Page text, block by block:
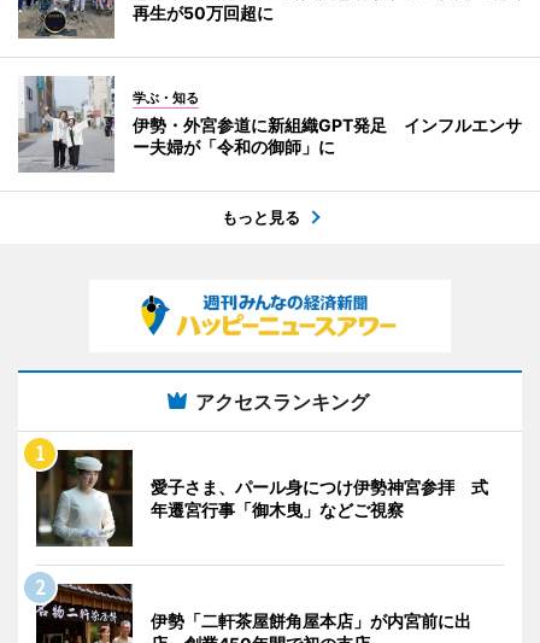
再生が50万回超に
学ぶ・知る
伊勢・外宮参道に新組織GPT発足 インフルエンサ
ー夫婦が「令和の御師」に
もっと見る
アクセスランキング
愛子さま、パール身につけ伊勢神宮参拝 式
年遷宮行事「御木曳」などご視察
伊勢「二軒茶屋餅角屋本店」が内宮前に出